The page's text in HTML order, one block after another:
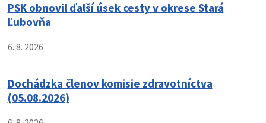
PSK obnovil ďalší úsek cesty v okrese Stará
Ľubovňa
6. 8. 2026
Dochádzka členov komisie zdravotníctva
(05.08.2026)